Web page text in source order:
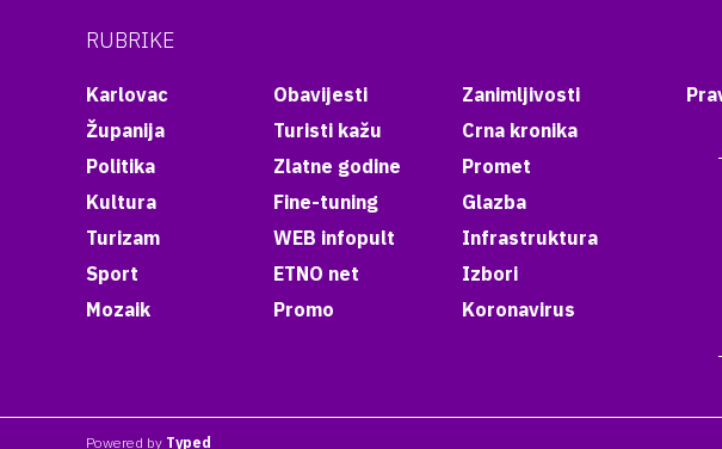
RUBRIKE
Karlovac
Županija
Politika
Kultura
Turizam
Sport
Mozaik
Obavijesti
Turisti kažu
Zlatne godine
Fine-tuning
WEB infopult
ETNO net
Promo
Zanimljivosti
Crna kronika
Promet
Glazba
Infrastruktura
Izbori
Koronavirus
Powered by Typed